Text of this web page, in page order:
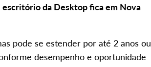
escritório da Desktop fica em Nova
pode se estender por até 2 anos ou
desempenho e oportunidade